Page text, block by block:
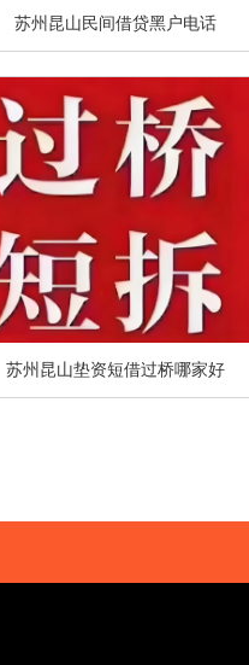
苏州昆山民间借贷黑户电话
苏州昆山垫资短借过桥哪家好